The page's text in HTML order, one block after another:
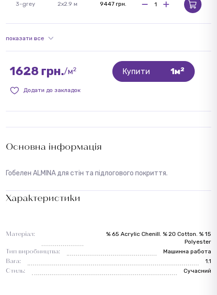
Основна інформація
Гобелен ALMINA для стін та підлогового покриття.
Характеристики
Матеріал:
% 65 Acrylic Chenill. % 20 Cotton. % 15
Polyester
Тип виробництва:
Машинна работа
Вага:
1.1
Стиль:
Сучасний
3-grey 2x2.9 м 9447 грн.
показати все
1628 грн./м2 Купити 1м2
Додати до закладок